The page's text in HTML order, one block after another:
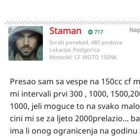
Staman 717
Svrati ponekad, 480 postova
Lokacija: Podgorica
Motocikl: CF MOTO 150NK
Presao sam sa vespe na 150cc cf
mi intervali prvi 300 , 1000,
1000, jeli moguce to na svako
cini mi se za ljeto 2000prelazio...
ima li onog ogranicenja na godinu